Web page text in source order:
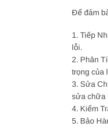
Để đảm
1. Tiếp
lỗi.
2. Phân
trọng của
3. Sửa
sửa chữa
4. Kiểm
5. Bảo